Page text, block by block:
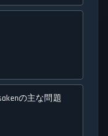
の主な問題